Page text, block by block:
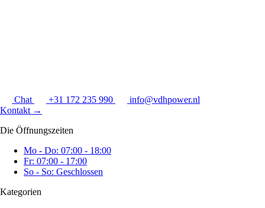
Chat +31 172 235 990
info@vdhpower.nl
Kontakt →
Die Öffnungszeiten
Mo - Do: 07:00 - 18:00
Fr: 07:00 - 17:00
So - So: Geschlossen
Kategorien